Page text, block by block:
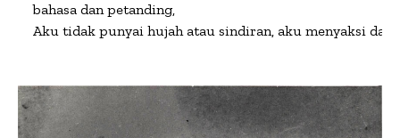
bahasa dan petanding,
Aku tidak punyai hujah atau sindiran, aku menyaksi dan